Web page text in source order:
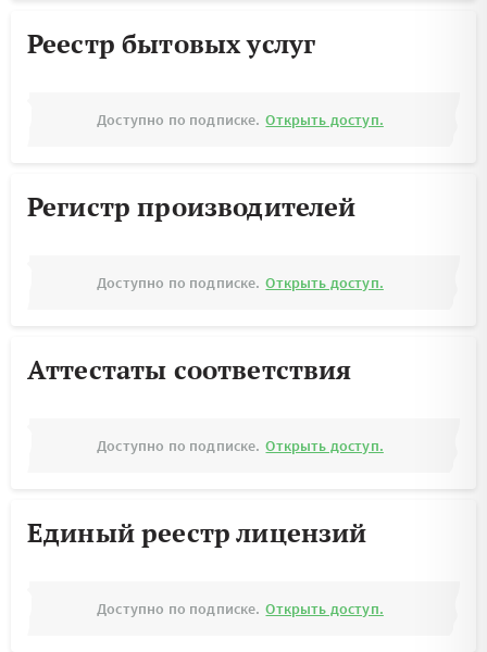
Реестр бытовых услуг
Доступно по подписке. Открыть доступ.
Регистр производителей
Доступно по подписке. Открыть доступ.
Аттестаты соответствия
Доступно по подписке. Открыть доступ.
Единый реестр лицензий
Доступно по подписке. Открыть доступ.